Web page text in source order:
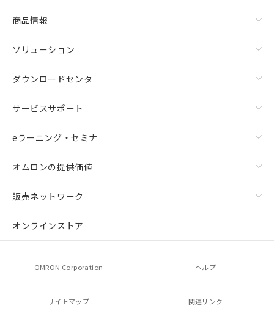
商品情報
ソリューション
ダウンロードセンタ
サービスサポート
eラーニング・セミナ
オムロンの提供価値
販売ネットワーク
オンラインストア
OMRON Corporation ヘルプ
サイトマップ 関連リンク